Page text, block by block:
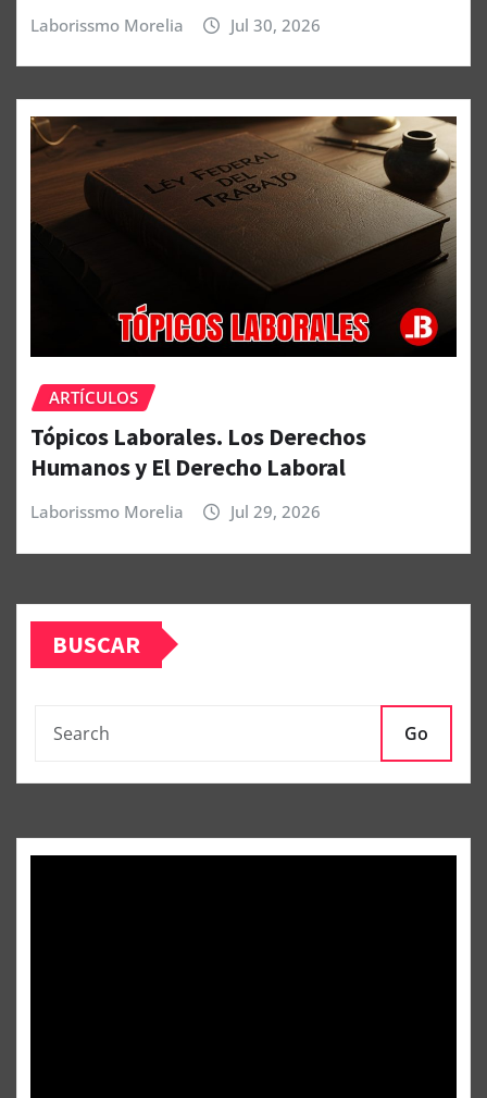
Laborissmo Morelia Jul 30, 2026
ARTÍCULOS
Tópicos Laborales. Los Derechos
Humanos y El Derecho Laboral
Laborissmo Morelia Jul 29, 2026
BUSCAR
Go